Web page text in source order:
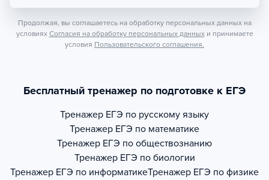
Продолжая, вы соглашаетесь на обработку персональных данных на
условиях Согласия на обработку персональных данных и принимаете
условия Пользовательского соглашения.
Бесплатный тренажер по подготовке к ЕГЭ
Тренажер ЕГЭ по русскому языку
Тренажер ЕГЭ по математике
Тренажер ЕГЭ по обществознанию
Тренажер ЕГЭ по биологии
Тренажер ЕГЭ по информатикеТренажер ЕГЭ по физике